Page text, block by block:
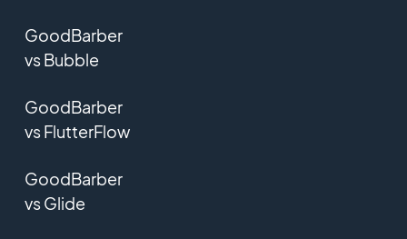
GoodBarber
vs Bubble
GoodBarber
vs FlutterFlow
GoodBarber
vs Glide